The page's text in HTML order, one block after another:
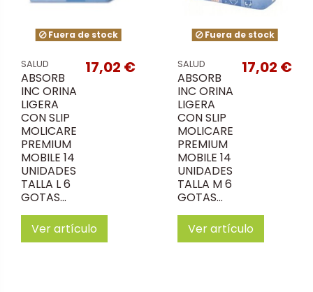
Fuera de stock
SALUD
ABSORB
INC ORINA
LIGERA
CON SLIP
MOLICARE
PREMIUM
MOBILE 14
UNIDADES
TALLA L 6
GOTAS...
17,02 €
Ver artículo
Fuera de stock
SALUD
ABSORB
INC ORINA
LIGERA
CON SLIP
MOLICARE
PREMIUM
MOBILE 14
UNIDADES
TALLA M 6
GOTAS...
17,02 €
Ver artículo